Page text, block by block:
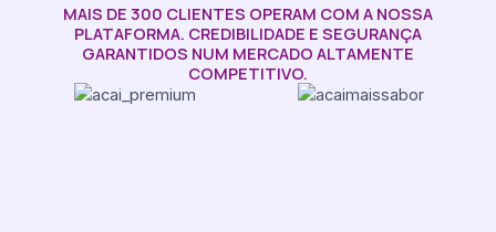
MAIS DE 300 CLIENTES OPERAM COM A NOSSA
PLATAFORMA. CREDIBILIDADE E SEGURANÇA
GARANTIDOS NUM MERCADO ALTAMENTE
COMPETITIVO.​